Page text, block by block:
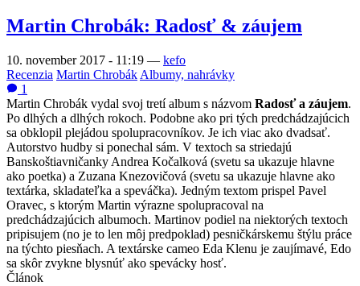
Martin Chrobák: Radosť & záujem
10. november 2017 - 11:19 — kefo
Recenzia Martin Chrobák Albumy, nahrávky
1
Martin Chrobák vydal svoj tretí album s názvom Radosť a záujem.
Po dlhých a dlhých rokoch. Podobne ako pri tých predchádzajúcich
sa obklopil plejádou spolupracovníkov. Je ich viac ako dvadsať.
Autorstvo hudby si ponechal sám. V textoch sa striedajú
Banskoštiavničanky Andrea Kočalková (svetu sa ukazuje hlavne
ako poetka) a Zuzana Knezovičová (svetu sa ukazuje hlavne ako
textárka, skladateľka a speváčka). Jedným textom prispel Pavel
Oravec, s ktorým Martin výrazne spolupracoval na
predchádzajúcich albumoch. Martinov podiel na niektorých textoch
pripisujem (no je to len môj predpoklad) pesničkárskemu štýlu práce
na týchto piesňach. A textárske cameo Eda Klenu je zaujímavé, Edo
sa skôr zvykne blysnúť ako spevácky hosť.
Článok